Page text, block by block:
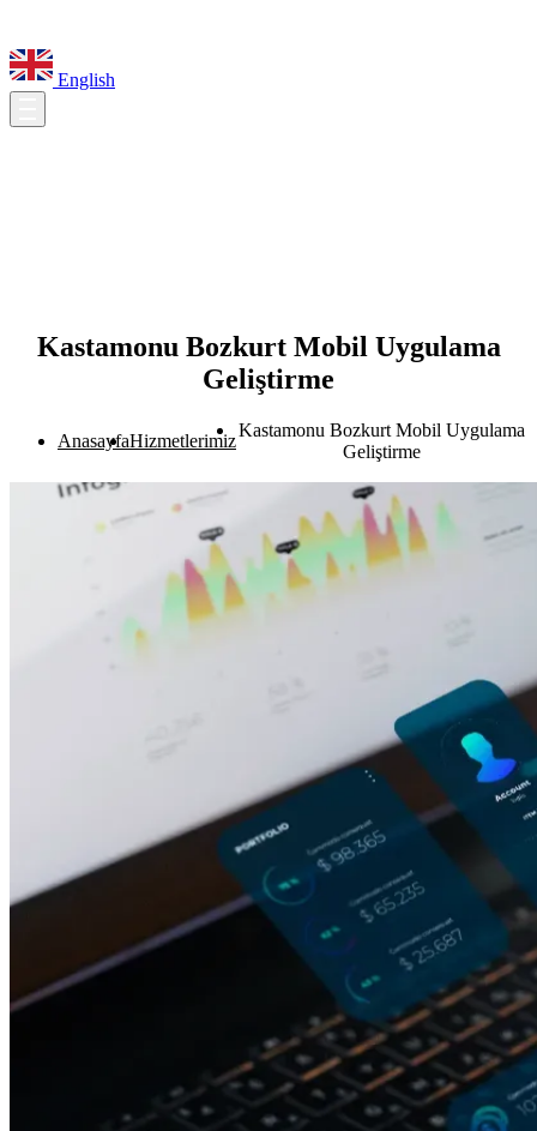
English
Kastamonu Bozkurt Mobil Uygulama
Geliştirme
AnasayfaHizmetlerimiz
Kastamonu Bozkurt Mobil Uygulama
Geliştirme